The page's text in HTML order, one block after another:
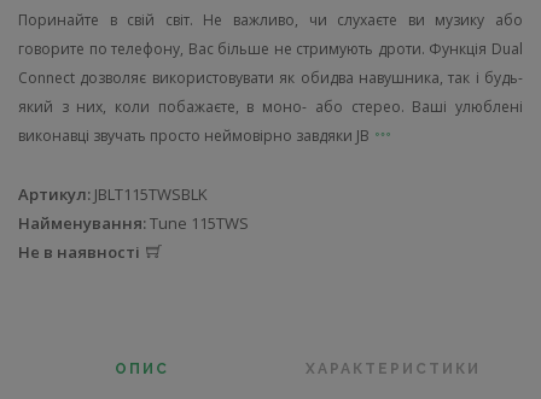
Поринайте в свій світ. Не важливо, чи слухаєте ви музику або
говорите по телефону, Вас більше не стримують дроти. Функція Dual
Connect дозволяє використовувати як обидва навушника, так і будь-
який з них, коли побажаєте, в моно- або стерео. Ваші улюблені
виконавці звучать просто неймовірно завдяки JB
Артикул: JBLT115TWSBLK
Найменування:Tune 115TWS
Не в наявності
ОПИС ХАРАКТЕРИСТИКИ